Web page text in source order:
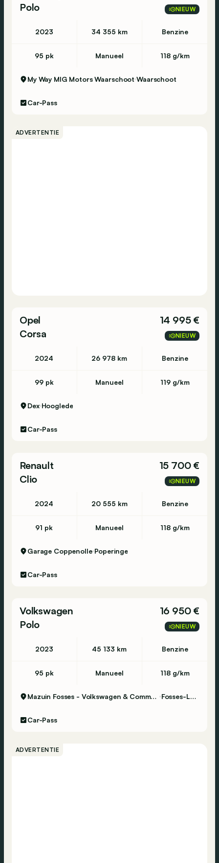
Polo
NIEUW
2023 34 355 km Benzine
95 pk Manueel 118 g/km
My Way MIG Motors Waarschoot Waarschoot
Car-Pass
ADVERTENTIE
Opel
Corsa
14 995 €
NIEUW
2024 26 978 km Benzine
99 pk Manueel 119 g/km
Dex Hooglede
Car-Pass
Renault
Clio
15 700 €
NIEUW
2024 20 555 km Benzine
91 pk Manueel 118 g/km
Garage Coppenolle Poperinge
Car-Pass
Volkswagen
Polo
16 950 €
NIEUW
2023 45 133 km Benzine
95 pk Manueel 118 g/km
Mazuin Fosses - Volkswagen & Commercial Vehicles Fosses-La-Ville
Car-Pass
ADVERTENTIE